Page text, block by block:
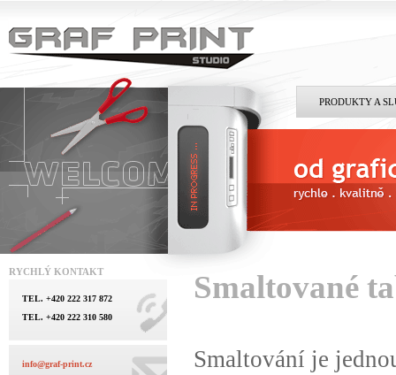
PRODUKTY A
Smaltované
Smaltování je
RYCHLÝ KONTAKT
TEL. +420 222 317 872
TEL. +420 222 310 580
info@graf-print.cz